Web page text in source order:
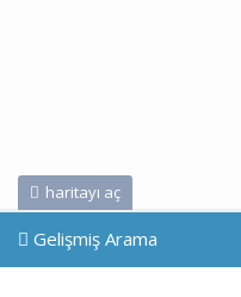
haritayı aç
Gelişmiş Arama